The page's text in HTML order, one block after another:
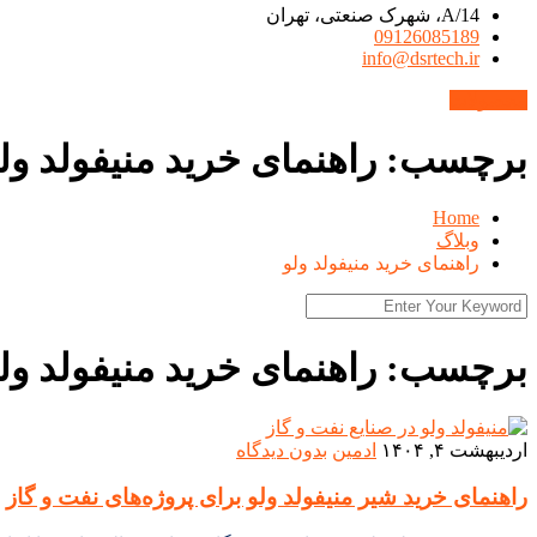
14/A، شهرک صنعتی، تهران
09126085189
info@dsrtech.ir
برچسب: راهنمای خرید منیفولد
Home
وبلاگ
راهنمای خرید منیفولد ولو
برچسب: راهنمای خرید منیفولد
اردیبهشت ۴, ۱۴۰۴ ادمین بدون دیدگاه
راهنمای خرید شیر منیفولد ولو برای پروژه‌های نفت و گاز